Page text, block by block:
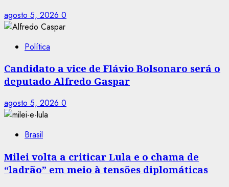
agosto 5, 2026 0
Política
Candidato a vice de Flávio Bolsonaro será o
deputado Alfredo Gaspar
agosto 5, 2026 0
Brasil
Milei volta a criticar Lula e o chama de
“ladrão” em meio à tensões diplomáticas